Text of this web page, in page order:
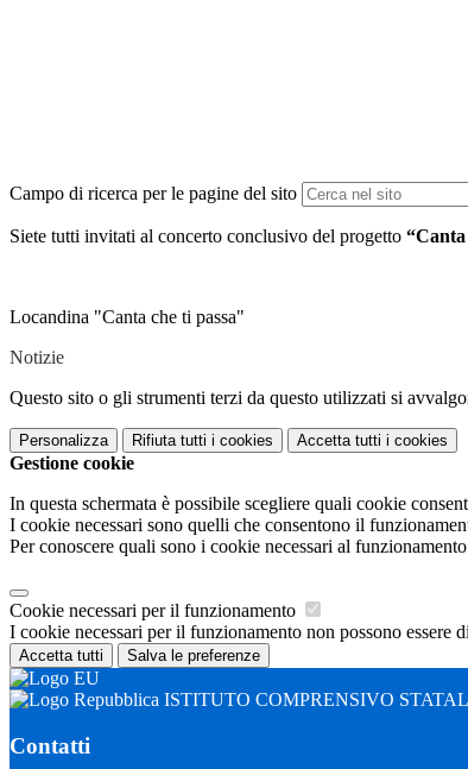
Campo di ricerca per le pagine del sito
Siete tutti invitati al concerto conclusivo del progetto “Canta
Locandina "Canta che ti passa"
Notizie
Questo sito o gli strumenti terzi da questo utilizzati si
Personalizza Rifiuta tutti i cookies Accetta tutti i cookies
Gestione cookie
In questa schermata è possibile scegliere quali cookie
I cookie necessari sono quelli che consentono il
Per conoscere quali sono i cookie necessari al
Cookie necessari per il funzionamento
I cookie necessari per il funzionamento non possono
Accetta tutti Salva le preferenze
ISTITUTO COMPRENSIVO
Contatti